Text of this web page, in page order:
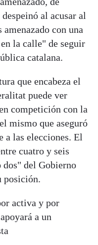
al acusar al
con una
la calle" de seguir
catalana.
que encabeza el
puede ver
competición con la
mismo que aseguró
a las elecciones. El
cuatro y seis
dos" del Gobierno
posición.
activa y por
a un